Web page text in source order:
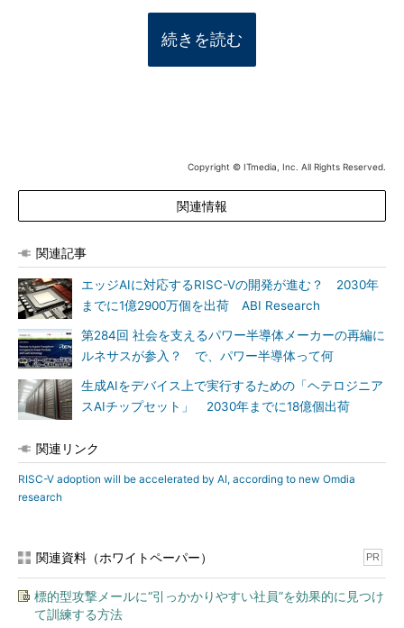
続きを読む
Copyright © ITmedia, Inc. All Rights Reserved.
関連情報
関連記事
エッジAIに対応するRISC-Vの開発が進む？ 2030年
までに1億2900万個を出荷 ABI Research
第284回 社会を支えるパワー半導体メーカーの再編に
ルネサスが参入？ で、パワー半導体って何
生成AIをデバイス上で実行するための「ヘテロジニア
スAIチップセット」 2030年までに18億個出荷
関連リンク
RISC-V adoption will be accelerated by AI, according to new Omdia
research
関連資料（ホワイトペーパー） PR
標的型攻撃メールに“引っかかりやすい社員”を効果的に見つけ
て訓練する方法